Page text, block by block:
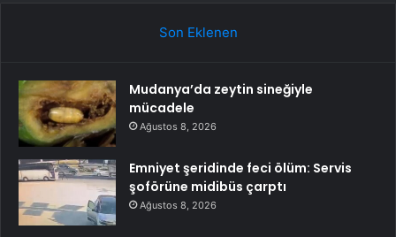
Son Eklenen
Mudanya’da zeytin sineğiyle
mücadele
Ağustos 8, 2026
Emniyet şeridinde feci ölüm: Servis
şoförüne midibüs çarptı
Ağustos 8, 2026